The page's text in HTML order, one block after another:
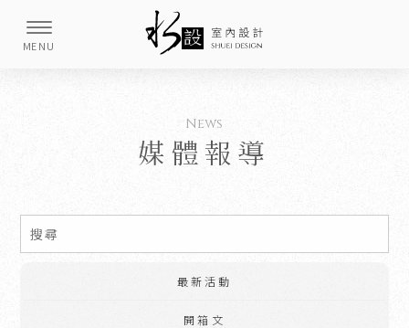
媒體報導
最新活動
開箱文